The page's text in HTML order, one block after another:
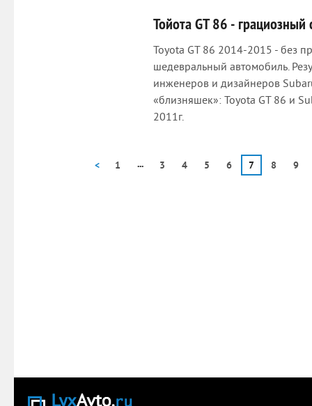
Тойота GT 86 -
Toyota GT 86 2014-2015 - без
шедевральный автомобиль.
инженеров и дизайнеров
«близняшек»: Toyota GT 86 и
2011г.
< 1 ... 3 4 5 6 7 8 9